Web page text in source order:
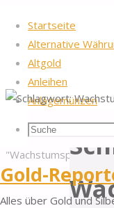
Startseite
Alternative
Altgold
Anleihen
Anlagemünzen
Suche
Suchen
nach:
Gold-
Alles über Gold und
verschlagwortet